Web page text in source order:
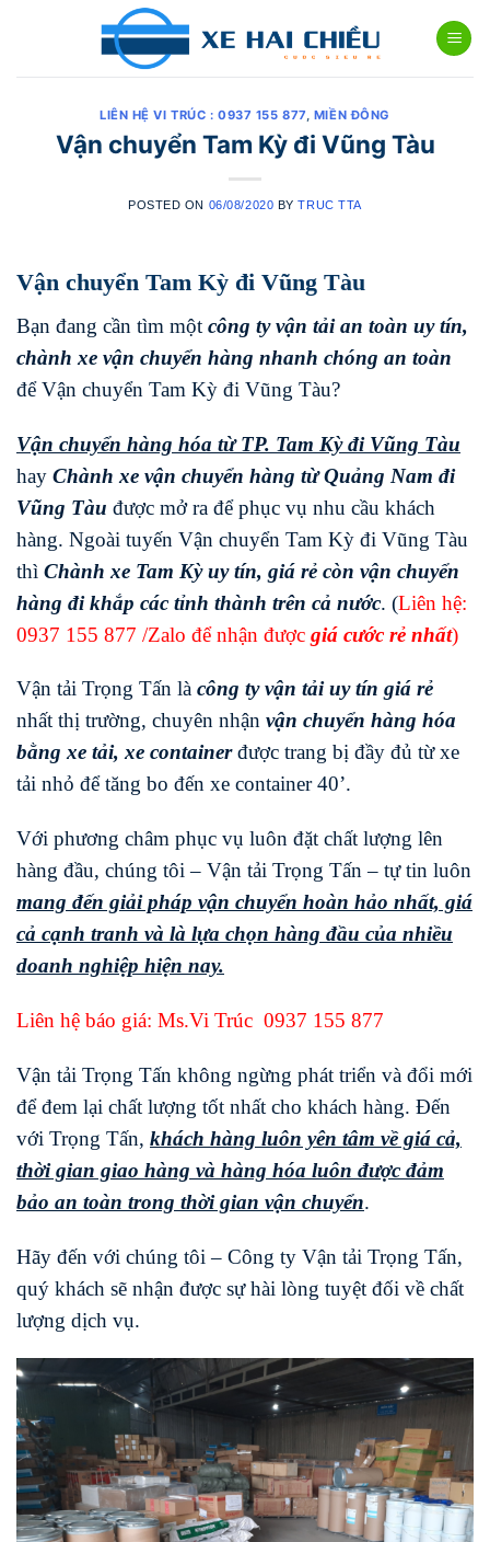
LIÊN HỆ VI TRÚC : 0937 155 877, MIỀN ĐÔNG
Vận chuyển Tam Kỳ đi Vũng Tàu
POSTED ON 06/08/2020 BYTRUC TTA
Vận chuyển Tam Kỳ đi Vũng Tàu
Bạn đang cần tìm một công ty vận tải an toàn uy tín,
chành xe vận chuyển hàng nhanh chóng an toàn
để Vận chuyển Tam Kỳ đi Vũng Tàu?
Vận chuyển hàng hóa từ TP. Tam Kỳ đi Vũng Tàu
hay Chành xe vận chuyển hàng từ Quảng Nam đi
Vũng Tàu được mở ra để phục vụ nhu cầu khách
hàng. Ngoài tuyến Vận chuyển Tam Kỳ đi Vũng Tàu
thì Chành xe Tam Kỳ uy tín, giá rẻ còn vận chuyển
hàng đi khắp các tỉnh thành trên cả nước. (Liên hệ:
0937 155 877 /Zalo để nhận được giá cước rẻ nhất)
Vận tải Trọng Tấn là công ty vận tải uy tín giá rẻ
nhất thị trường, chuyên nhận vận chuyển hàng hóa
bằng xe tải, xe containerđược trang bị đầy đủ từ xe
tải nhỏ để tăng bo đến xe container 40’.
Với phương châm phục vụ luôn đặt chất lượng lên
hàng đầu, chúng tôi – Vận tải Trọng Tấn – tự tin luôn
mang đến giải pháp vận chuyển hoàn hảo nhất, giá
cả cạnh tranh và là lựa chọn hàng đầu của nhiều
doanh nghiệp hiện nay.
Liên hệ báo giá: Ms.Vi Trúc 0937 155 877
Vận tải Trọng Tấn không ngừng phát triển và đổi mới
để đem lại chất lượng tốt nhất cho khách hàng. Đến
với Trọng Tấn, khách hàng luôn yên tâm về giá cả,
thời gian giao hàng và hàng hóa luôn được đảm
bảo an toàn trong thời gian vận chuyển.
Hãy đến với chúng tôi – Công ty Vận tải Trọng Tấn,
quý khách sẽ nhận được sự hài lòng tuyệt đối về chất
lượng dịch vụ.